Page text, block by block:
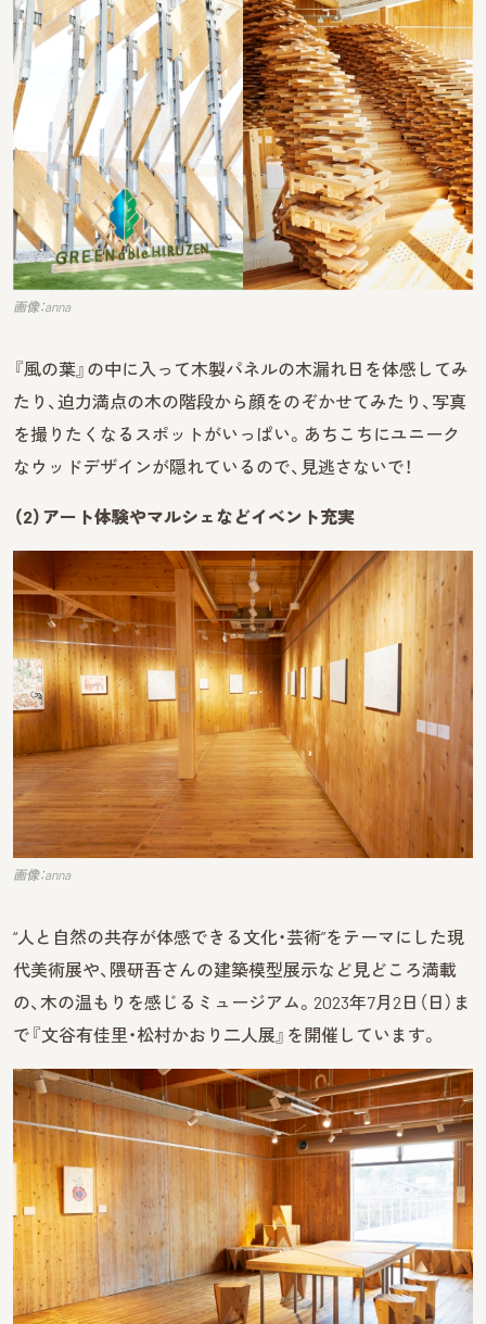
画像：anna
『風の葉』の中に入って木製パネルの木漏れ日を体感してみ
たり、迫力満点の木の階段から顔をのぞかせてみたり、写真
を撮りたくなるスポットがいっぱい。あちこちにユニーク
なウッドデザインが隠れているので、見逃さないで！
（2）アート体験やマルシェなどイベント充実
画像：anna
“人と自然の共存が体感できる文化・芸術”をテーマにした現
代美術展や、隈研吾さんの建築模型展示など見どころ満載
の、木の温もりを感じるミュージアム。2023年7月2日（日）ま
で『文谷有佳里・松村かおり二人展』を開催しています。